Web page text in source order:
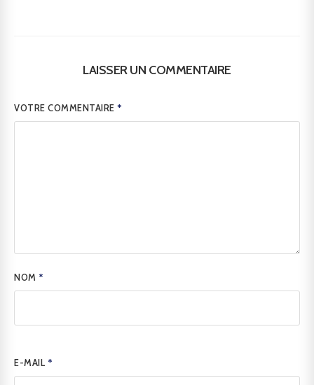
LAISSER UN COMMENTAIRE
VOTRE COMMENTAIRE*
NOM*
E-MAIL *